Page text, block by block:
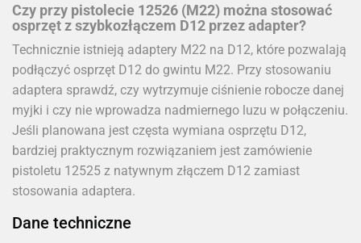
Czy przy pistolecie 12526 (M22) można stosować
osprzęt z szybkozłączem D12 przez adapter?
Technicznie istnieją adaptery M22 na D12, które pozwalają
podłączyć osprzęt D12 do gwintu M22. Przy stosowaniu
adaptera sprawdź, czy wytrzymuje ciśnienie robocze danej
myjki i czy nie wprowadza nadmiernego luzu w połączeniu.
Jeśli planowana jest częsta wymiana osprzętu D12,
bardziej praktycznym rozwiązaniem jest zamówienie
pistoletu 12525 z natywnym złączem D12 zamiast
stosowania adaptera.
Dane techniczne